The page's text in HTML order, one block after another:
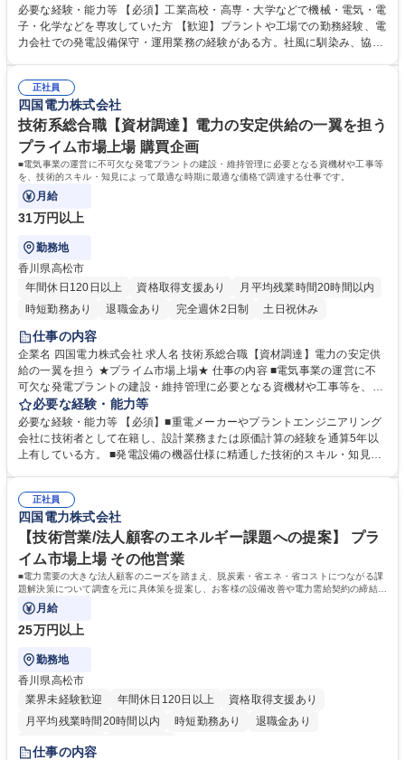
育があり安心の環境で成長できます。 四国唯一の原子力発電所にて、安全
安定供給を第一線で支えるエンジニア。◆発電所の運転・電気・機械設備
の保守・点検 ◆原子燃料・炉心管理業務 ◆安全対策工事や各種保全工事
ア/四国のインフラを支える
必要な経験・能力等 【必須】工業高校・高専・大学などで機械・電気・電
子・化学などを専攻していた方 【歓迎】プラントや工場での勤務経験、電
力会社での発電設備保守・運用業務の経験がある方。社風に馴染み、協調
必要な専門知識、技能習得のため当社保有の研修施設である原子力保安研
修所(松山市)で研修していただきます。 学歴・資格 学歴：大学院 大学 高
専 高校 語学力： 資格：第一種運転免許普通自動車
正社員
四国電力株式会社
技術系総合職【資材調達】電力の安定供給の一翼を担う
プライム市場上場 購買企画
■電気事業の運営に不可欠な発電プラントの建設・維持管理に必要となる資機材や工事等
を、技術的スキル・知見によって最適な時期に最適な価格で調達する仕事です。
月給
31万円以上
勤務地
香川県高松市
年間休日120日以上
資格取得支援あり
月平均残業時間20時間以内
時短勤務あり
退職金あり 完全週休2日制 土日祝休み
仕事の内容
企業名 四国電力株式会社 求人名 技術系総合職【資材調達】電力の安定供
給の一翼を担う ★プライム市場上場★ 仕事の内容 ■電気事業の運営に不
可欠な発電プラントの建設・維持管理に必要となる資機材や工事等を、技
術的スキル・知見によって最適な時期に最適な価格で調達する仕事です。
◎社外との資材調達交渉だけではなく、社内の技術系部門（火力・再生可
能エネルギー等の発電部門）と協働しながら、プラント設備の仕様や設計
の見直しの提案・調整を中心に行っていただき、費用の低減に貢献いただ
必要な経験・能力等
必要な経験・能力等 【必須】■重電メーカーやプラントエンジニアリング
会社に技術者として在籍し、設計業務または原価計算の経験を通算5年以
上有している方。 ■発電設備の機器仕様に精通した技術的スキル・知見を
用低減に熱意を持って取り組んでいただける方 学歴・資格 学歴：大学院
大学 語学力： 資格：
正社員
四国電力株式会社
【技術営業/法人顧客のエネルギー課題への提案】 プラ
イム市場上場 その他営業
■電力需要の大きな法人顧客のニーズを踏まえ、脱炭素・省エネ・省コストにつながる課
題解決策について調査を元に具体策を提案し、お客様の設備改善や電力需給契約の締結な
ど営業に関する幅広い業務に従事します。
月給
25万円以上
勤務地
香川県高松市
業界未経験歓迎
年間休日120日以上
資格取得支援あり
月平均残業時間20時間以内
時短勤務あり
退職金あり
完全週休2日制
仕事の内容